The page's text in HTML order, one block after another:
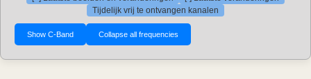
Tijdelijk vrij te ontvangen kanalen